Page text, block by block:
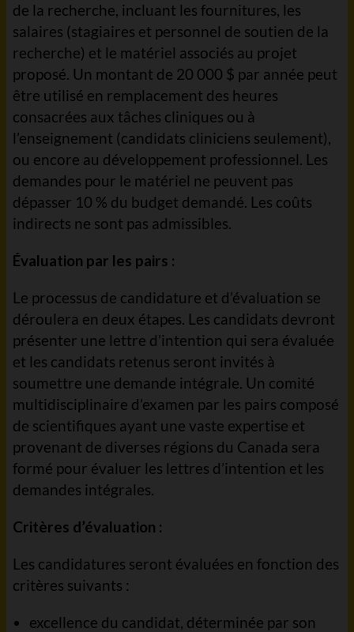
de la recherche, incluant les fournitures, les
salaires (stagiaires et personnel de soutien de la
recherche) et le matériel associés au projet
proposé. Un montant de 20 000 $ par année peut
être utilisé en remplacement des heures
consacrées aux tâches cliniques ou à
l’enseignement (candidats cliniciens seulement),
ou encore au développement professionnel. Les
demandes pour le matériel ne peuvent pas
dépasser 10 % du budget demandé. Les coûts
indirects ne sont pas admissibles.
Évaluation par les pairs :
Le processus de candidature et d’évaluation se
déroulera en deux étapes. Les candidats devront
présenter une lettre d’intention qui sera évaluée
et les candidats retenus seront invités à
soumettre une demande intégrale. Un comité
multidisciplinaire d’examen par les pairs composé
de scientifiques ayant une vaste expertise et
provenant de diverses régions du Canada sera
formé pour évaluer les lettres d’intention et les
demandes intégrales.
Critères d’évaluation :
Les candidatures seront évaluées en fonction des
critères suivants :
excellence du candidat, déterminée par son